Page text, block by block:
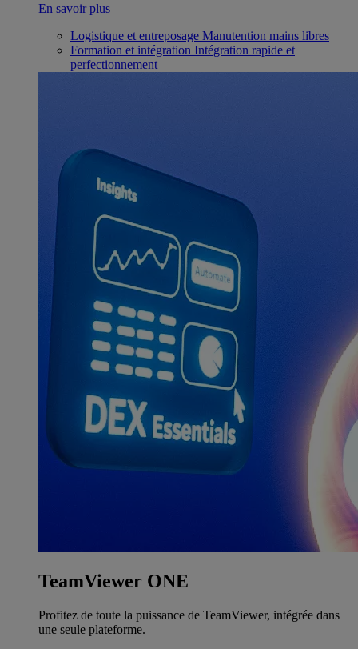
En savoir plus
Logistique et entreposage Manutention mains libres
Formation et intégration Intégration rapide et
perfectionnement
TeamViewer ONE
Profitez de toute la puissance de TeamViewer, intégrée dans
une seule plateforme.